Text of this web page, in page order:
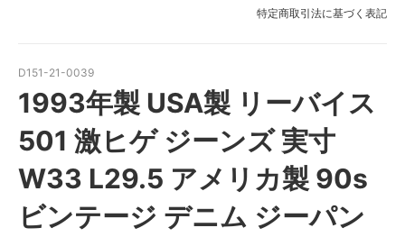
特定商取引法に基づく表記
D151-21-0039
1993年製 USA製 リーバイス
501 激ヒゲ ジーンズ 実寸
W33 L29.5 アメリカ製 90s
ビンテージ デニム ジーパン